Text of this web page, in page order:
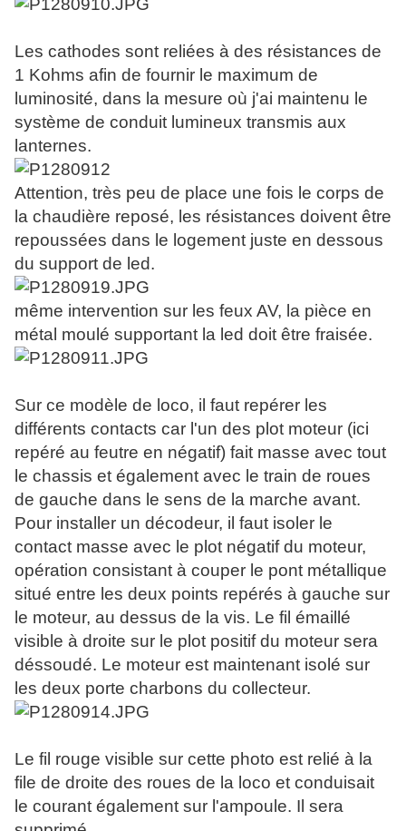
Les cathodes sont reliées à des résistances de
1 Kohms afin de fournir le maximum de
luminosité, dans la mesure où j'ai maintenu le
système de conduit lumineux transmis aux
lanternes.
Attention, très peu de place une fois le corps de
la chaudière reposé, les résistances doivent être
repoussées dans le logement juste en dessous
du support de led.
même intervention sur les feux AV, la pièce en
métal moulé supportant la led doit être fraisée.
Sur ce modèle de loco, il faut repérer les
différents contacts car l'un des plot moteur (ici
repéré au feutre en négatif) fait masse avec tout
le chassis et également avec le train de roues
de gauche dans le sens de la marche avant.
Pour installer un décodeur, il faut isoler le
contact masse avec le plot négatif du moteur,
opération consistant à couper le pont métallique
situé entre les deux points repérés à gauche sur
le moteur, au dessus de la vis. Le fil émaillé
visible à droite sur le plot positif du moteur sera
déssoudé. Le moteur est maintenant isolé sur
les deux porte charbons du collecteur.
Le fil rouge visible sur cette photo est relié à la
file de droite des roues de la loco et conduisait
le courant également sur l'ampoule. Il sera